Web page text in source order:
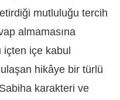
mutluluğu tercih
almamasına
içten içe kabul
hikâye bir türlü
karakteri ve